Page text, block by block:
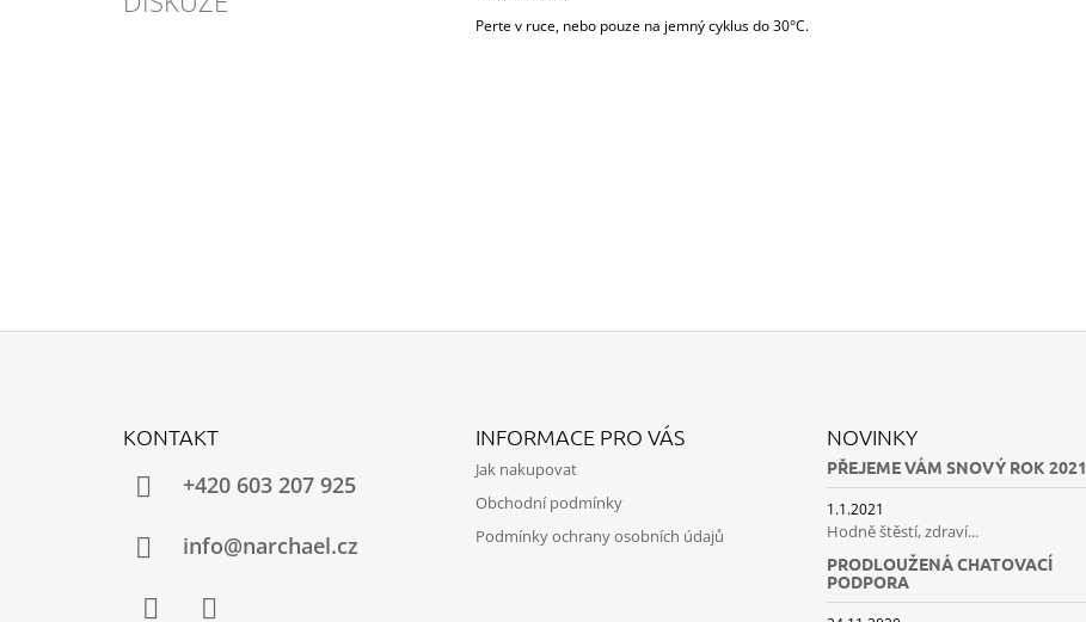
Perte v ruce, nebo pouze na jemný cyklus do 30°C.
KONTAKT
+420 603 207 925
info@narchael.cz
INFORMACE PRO VÁS
Jak nakupovat
Obchodní podmínky
Podmínky ochrany osobních údajů
NOVINKY
PŘEJEME VÁM SNOVÝ ROK 2021
1.1.2021
Hodně štěstí, zdraví...
PRODLOUŽENÁ CHATOVACÍ
PODPORA